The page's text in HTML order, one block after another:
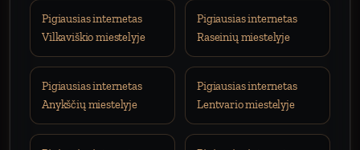
Pigiausias internetas
Vilkaviškio miestelyje
Pigiausias internetas
Raseinių miestelyje
Pigiausias internetas
Anykščių miestelyje
Pigiausias internetas
Lentvario miestelyje